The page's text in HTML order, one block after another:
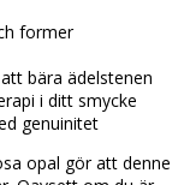
former
bära ädelstenen
i ditt smycke
genuinitet
opal gör att denne